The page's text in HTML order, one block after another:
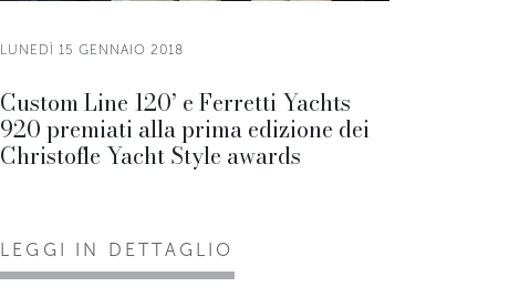
LUNEDÌ 15 GENNAIO 2018
Custom Line 120’ e Ferretti Yachts
920 premiati alla prima edizione dei
Christofle Yacht Style awards
LEGGI IN DETTAGLIO